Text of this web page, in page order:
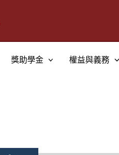
獎助學金 權益與義務